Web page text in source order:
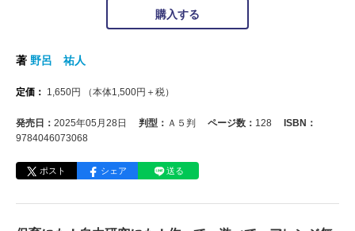
購入する
著 野呂 祐人
定価： 1,650円 （本体1,500円＋税）
発売日： 2025年05月28日 判型： Ａ５判 ページ数： 128
ISBN：
9784046073068
ポスト シェア 送る